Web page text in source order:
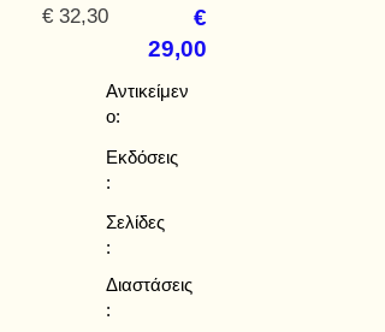
€ 32,30
€
29,00
Αντικείμεν
ο:
Εκδόσεις
:
Σελίδες
:
Διαστάσεις
: